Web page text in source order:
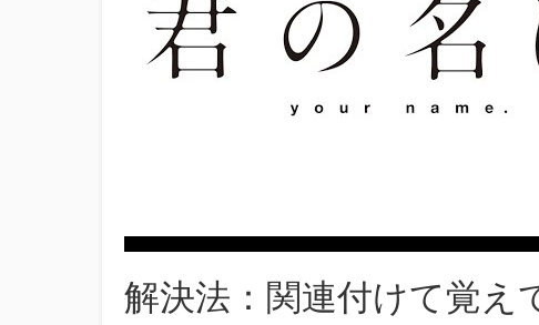
解決法：関連付けて覚え